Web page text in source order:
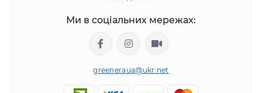
Ми в соціальних мережах:
greeneraua@ukr.net